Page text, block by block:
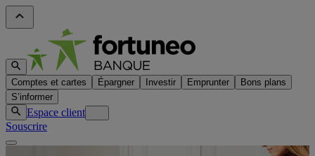
Comptes et cartes Épargner Investir Emprunter
Bons plans
S’informer
Espace client
Souscrire